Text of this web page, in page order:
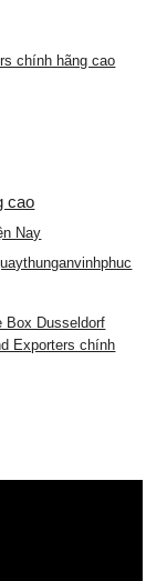
chính hãng cao
cao
Nay
Box Dusseldorf
Exporters chính